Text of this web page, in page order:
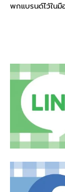
พกแบรนด์ไว้ในมื